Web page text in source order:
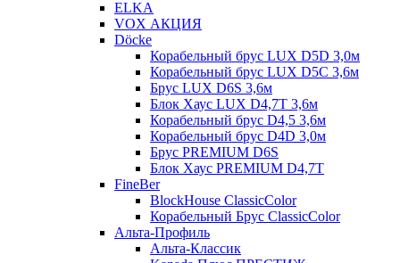
ELKA
VOX АКЦИЯ
Döcke
Корабельный брус LUX D5D 3,0м
Корабельный брус LUX D5C 3,6м
Брус LUX D6S 3,6м
Блок Хаус LUX D4,7T 3,6м
Корабельный брус D4,5 3,6м
Корабельный брус D4D 3,0м
Брус PREMIUM D6S
Блок Хаус PREMIUM D4,7T
FineBer
BlockHouse ClassicColor
Корабельный Брус ClassicColor
Альта-Профиль
Альта-Классик